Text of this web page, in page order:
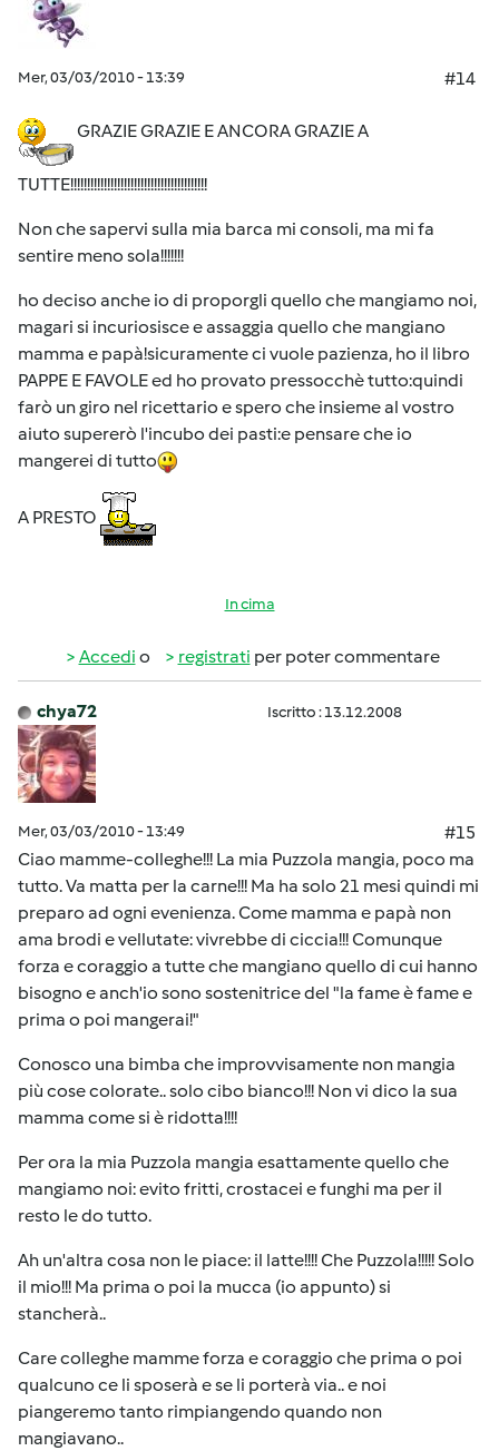
Mer, 03/03/2010 - 13:39 #14
GRAZIE GRAZIE E ANCORA GRAZIE A
TUTTE!!!!!!!!!!!!!!!!!!!!!!!!!!!!!!!!!!!!!!!!!
Non che sapervi sulla mia barca mi consoli, ma mi fa
sentire meno sola!!!!!!!
ho deciso anche io di proporgli quello che mangiamo noi,
magari si incuriosisce e assaggia quello che mangiano
mamma e papà!sicuramente ci vuole pazienza, ho il libro
PAPPE E FAVOLE ed ho provato pressocchè tutto:quindi
farò un giro nel ricettario e spero che insieme al vostro
aiuto supererò l'incubo dei pasti:e pensare che io
mangerei di tutto
A PRESTO
In cima
Accedi o registrati per poter commentare
chya72 Iscritto : 13.12.2008
Mer, 03/03/2010 - 13:49
#15
Ciao mamme-colleghe!!! La mia Puzzola mangia, poco ma
tutto. Va matta per la carne!!! Ma ha solo 21 mesi quindi mi
preparo ad ogni evenienza. Come mamma e papà non
ama brodi e vellutate: vivrebbe di ciccia!!! Comunque
forza e coraggio a tutte che mangiano quello di cui hanno
bisogno e anch'io sono sostenitrice del "la fame è fame e
prima o poi mangerai!"
Conosco una bimba che improvvisamente non mangia
più cose colorate.. solo cibo bianco!!! Non vi dico la sua
mamma come si è ridotta!!!!
Per ora la mia Puzzola mangia esattamente quello che
mangiamo noi: evito fritti, crostacei e funghi ma per il
resto le do tutto.
Ah un'altra cosa non le piace: il latte!!!! Che Puzzola!!!!! Solo
il mio!!! Ma prima o poi la mucca (io appunto) si
stancherà..
Care colleghe mamme forza e coraggio che prima o poi
qualcuno ce li sposerà e se li porterà via.. e noi
piangeremo tanto rimpiangendo quando non
mangiavano..